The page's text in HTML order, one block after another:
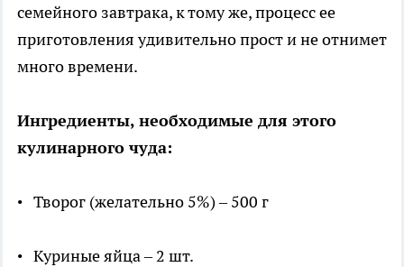
семейного завтрака, к тому же, процесс ее
приготовления удивительно прост и не отнимет
много времени.
Ингредиенты, необходимые для этого
кулинарного чуда:
• Творог (желательно 5%) – 500 г
• Куриные яйца – 2 шт.